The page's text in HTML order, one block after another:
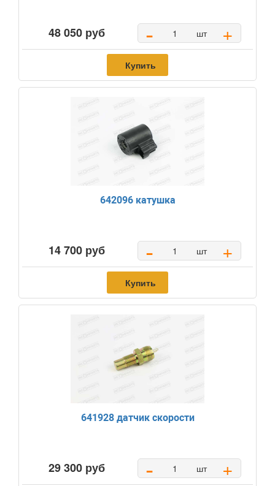
48 050 руб - шт +
Купить
642096 катушка
14 700 руб - шт +
Купить
641928 датчик скорости
29 300 руб - шт +